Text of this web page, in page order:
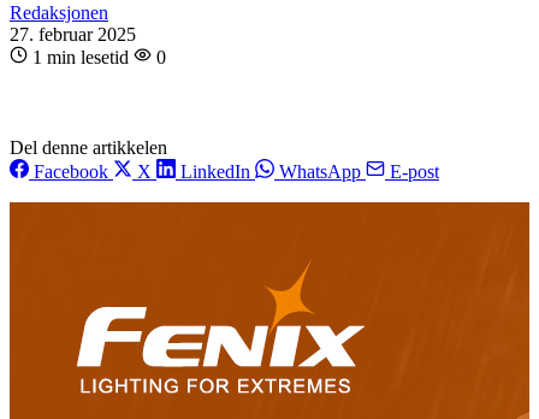
Redaksjonen
27. februar 2025
1 min lesetid
0
Del denne artikkelen
Facebook
X LinkedIn WhatsApp E-post